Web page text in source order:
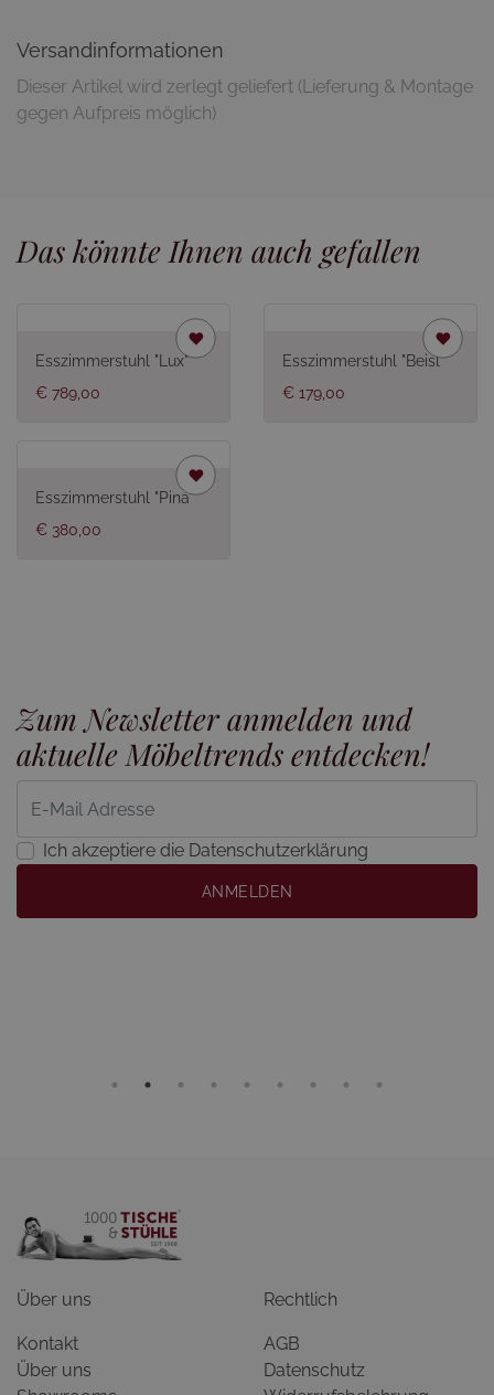
Versandinformationen
Dieser Artikel wird zerlegt geliefert (Lieferung & Montage
gegen Aufpreis möglich)
Das könnte Ihnen auch gefallen
Esszimmerstuhl "Lux"
€ 789,00
Esszimmerstuhl "Beisl"
€ 179,00
Esszimmerstuhl "Pina"
€ 380,00
Zum Newsletter anmelden und
aktuelle Möbeltrends entdecken!
Ich akzeptiere die Datenschutzerklärung
ANMELDEN
Über uns
Kontakt
Über uns
Rechtlich
AGB
Datenschutz